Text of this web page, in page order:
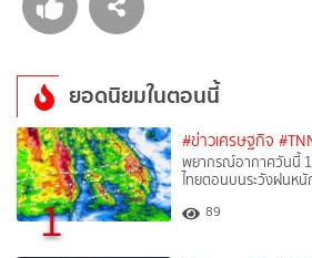
ยอดนิยมในตอนนี้
1
#ข่าวเศรษฐกิจ
พยากรณ์อากาศวันนี้
ไทยตอนบนระวังฝนห
89